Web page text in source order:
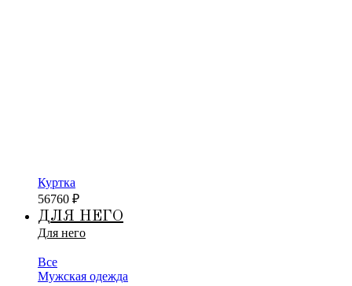
Куртка
56760 ₽
ДЛЯ НЕГО
Для него
Все
Мужская одежда